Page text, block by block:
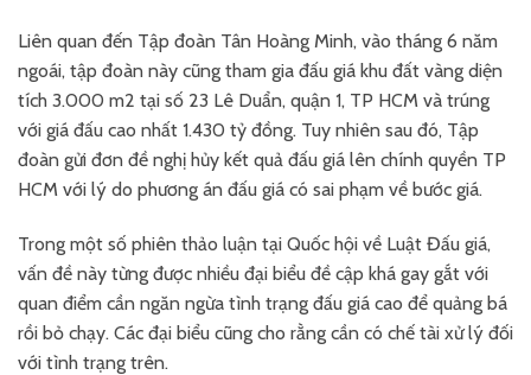
Liên quan đến Tập đoàn Tân Hoàng Minh, vào tháng 6 năm
ngoái, tập đoàn này cũng tham gia đấu giá khu đất vàng diện
tích 3.000 m2 tại số 23 Lê Duẩn, quận 1, TP HCM và trúng
với giá đấu cao nhất 1.430 tỷ đồng. Tuy nhiên sau đó, Tập
đoàn gửi đơn đề nghị hủy kết quả đấu giá lên chính quyền TP
HCM với lý do phương án đấu giá có sai phạm về bước giá.
Trong một số phiên thảo luận tại Quốc hội về Luật Đấu giá,
vấn đề này từng được nhiều đại biểu đề cập khá gay gắt với
quan điểm cần ngăn ngừa tình trạng đấu giá cao để quảng bá
rồi bỏ chạy. Các đại biểu cũng cho rằng cần có chế tài xử lý đối
với tình trạng trên.